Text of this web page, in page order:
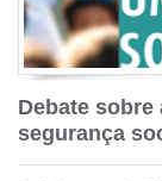
Debate sobre
segurança